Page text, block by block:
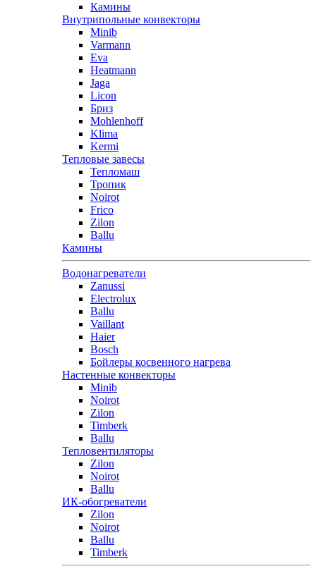
Камины
Внутрипольные конвекторы
Minib
Varmann
Eva
Heatmann
Jaga
Licon
Бриз
Mohlenhoff
Klima
Kermi
Тепловые завесы
Тепломаш
Тропик
Noirot
Frico
Zilon
Ballu
Камины
Водонагреватели
Zanussi
Electrolux
Ballu
Vaillant
Haier
Bosch
Бойлеры косвенного нагрева
Настенные конвекторы
Minib
Noirot
Zilon
Timberk
Ballu
Тепловентиляторы
Zilon
Noirot
Ballu
ИК-обогреватели
Zilon
Noirot
Ballu
Timberk